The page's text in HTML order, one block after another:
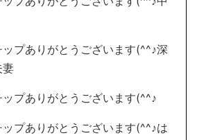
プありがとうございます(^^♪深
妻
プありがとうございます(^^♪
プありがとうございます(^^♪は